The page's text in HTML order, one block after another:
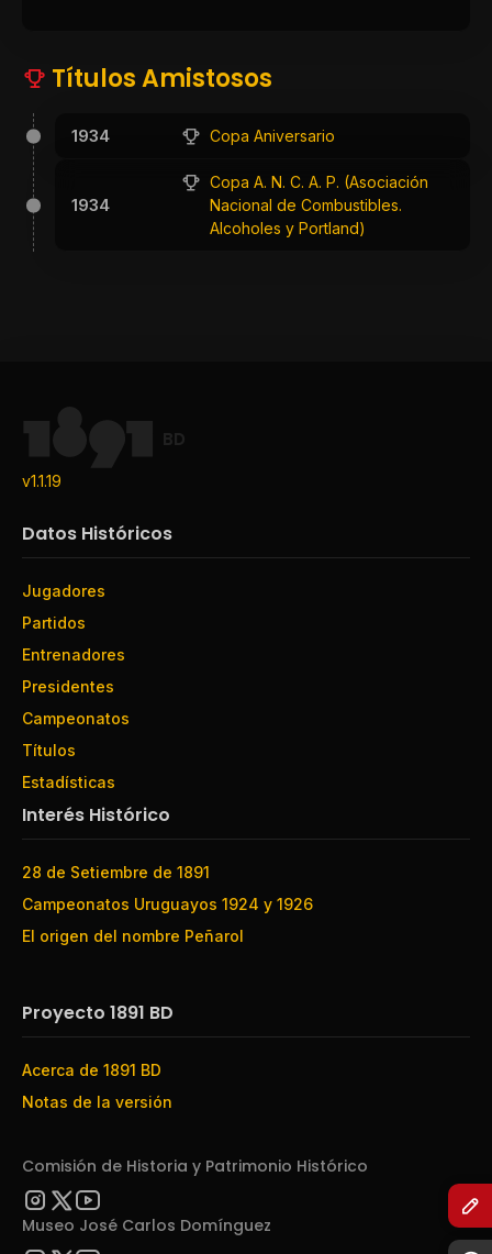
Títulos Amistosos
1934 Copa Aniversario
1934
Copa A. N. C. A. P. (Asociación
Nacional de Combustibles.
Alcoholes y Portland)
BD
v1.1.19
Datos Históricos
Jugadores
Partidos
Entrenadores
Presidentes
Campeonatos
Títulos
Estadísticas
Interés Histórico
28 de Setiembre de 1891
Campeonatos Uruguayos 1924 y 1926
El origen del nombre Peñarol
Proyecto 1891 BD
Acerca de 1891 BD
Notas de la versión
Comisión de Historia y Patrimonio Histórico
Museo José Carlos Domínguez